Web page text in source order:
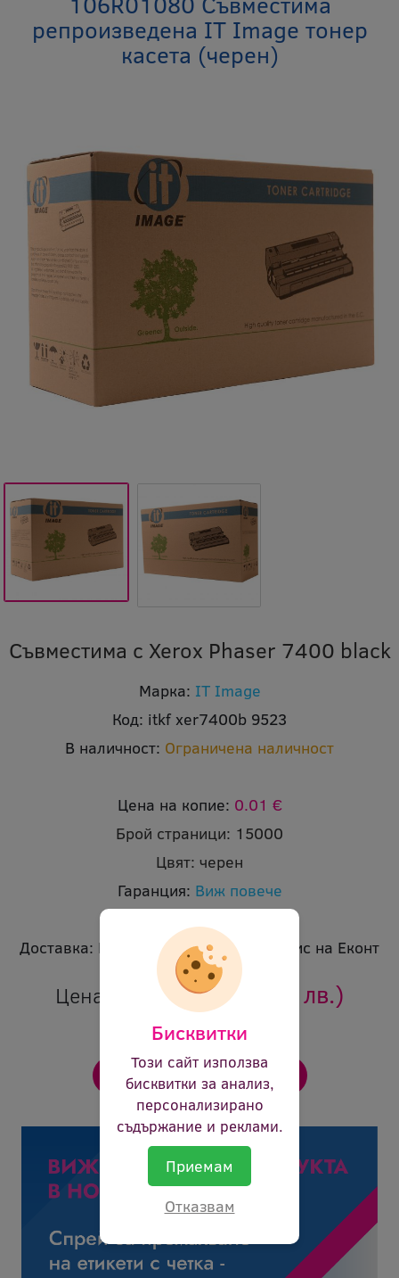
репроизведена IT Image тонер
касета (черен)
Съвместима с Xerox Phaser 7400 black
Марка: IT Image
Код: itkf xer7400b 9523
В наличност: Ограничена наличност
Цена на копие: 0.01 €
Брой страници: 15000
Цвят: черен
Гаранция: Виж повече
Доставка: Безплатна доставка до офис на Еконт
Цена: 87.18 €(170.51 лв.)
Бисквитки
Този сайт използва
бисквитки за анализ,
персонализирано
съдържание и реклами.
Приемам
Отказвам